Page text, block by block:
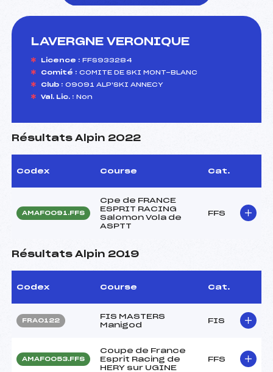
LAVERGNE VERONIQUE
Licence : FFS933284
Comité : COMITE DE SKI MONT-BLANC
Club : 09091 ALP'SKI ANNECY
Val. Lic. : Non
Résultats Alpin 2022
Codex Course Cat.
AMAF0091.FFS
Cpe de FRANCE
ESPRIT RACING
Salomon Vola de
ASPTT
FFS
Résultats Alpin 2019
Codex Course Cat.
FRA0122
FIS MASTERS
Manigod
FIS
AMAF0053.FFS
Coupe de France
Esprit Racing de
HERY sur UGINE
FFS